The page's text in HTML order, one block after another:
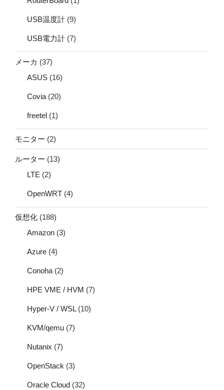
USB温度計 (9)
USB電力計 (7)
メーカ (37)
ASUS (16)
Covia (20)
freetel (1)
モニター (2)
ルーター (13)
LTE (2)
OpenWRT (4)
仮想化 (188)
Amazon (3)
Azure (4)
Conoha (2)
HPE VME / HVM (7)
Hyper-V / WSL(10)
KVM/qemu (7)
Nutanix (7)
OpenStack (3)
Oracle Cloud (32)